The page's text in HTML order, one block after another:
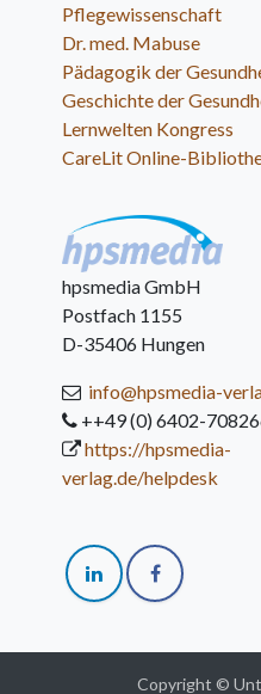
Pflegewissenschaft
Dr. med. Mabuse
Pädagogik der
Geschichte der
Lernwelten Kongress
CareLit Online-
hpsmedia GmbH
Postfach 1155
D-35406 Hungen
info@hpsmedia-
++49 (0) 6402-
https://hpsmedia-
verlag.de/helpdesk
Copyright ©